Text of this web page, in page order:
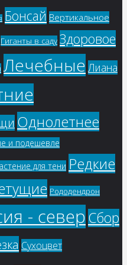
Бонсай Вертикальное
Гиганты в саду Здоровое
Лечебные Лиана
Однолетнее
и подешевле
для тени Редкие
Рододендрон
- северСбор
Сухоцвет